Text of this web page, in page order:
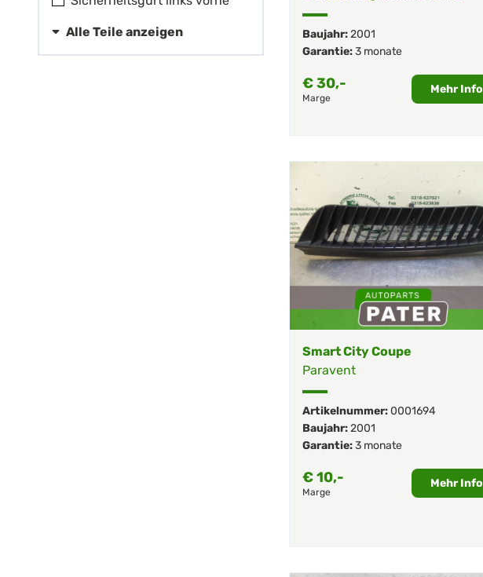
Alle Teile anzeigen Baujahr:2001
Garantie:3 monate
€30,-
Marge
Mehr Info
Smart City Coupe
Paravent
Artikelnummer:0001694
Baujahr:2001
Garantie:3 monate
€10,-
Marge
Mehr Info